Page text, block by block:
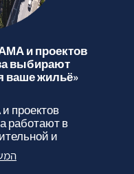
и проектов
выбирают
ваше жильё»
проектов
работают в
и...